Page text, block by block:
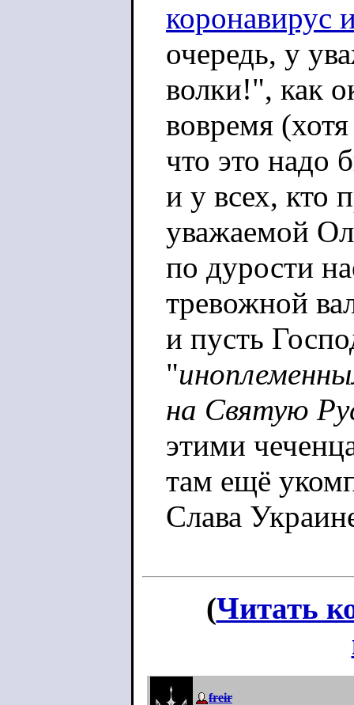
коронавирус
очередь, у
волки!", как
вовремя
что это надо
и у всех, кто
уважаемой
по дурости
тревожной
и пусть
"
на Святую
этими
там ещё
Слава
(Читать
freir